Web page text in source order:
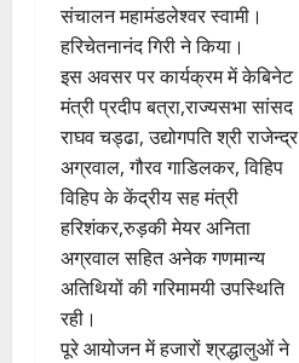
संचालन महामंडलेश्वर स्वामी।
हरिचेतनानंद गिरी ने किया।
इस अवसर पर कार्यक्रम में केबिनेट
मंत्री प्रदीप बत्रा,राज्यसभा सांसद
राघव चड्ढा, उद्योगपति श्री राजेन्द्र
अग्रवाल, गौरव गाडिलकर, विहिप
विहिप के केंद्रीय सह मंत्री
हरिशंकर,रुड़की मेयर अनिता
अग्रवाल सहित अनेक गणमान्य
अतिथियों की गरिमामयी उपस्थिति
रही।
पूरे आयोजन में हजारों श्रद्धालुओं ने